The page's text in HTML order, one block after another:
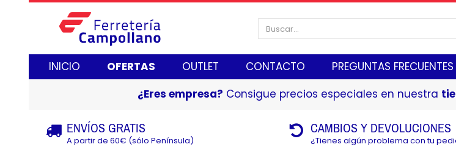
INICIO OFERTAS OUTLET CONTACTO PREGUNTAS FRECUENTES
¿Eres empresa? Consigue precios especiales en nuestra
ENVÍOS GRATIS
A partir de 60€ (sólo Península)
CAMBIOS Y DEVOLUCIONES
¿Tienes algún problema con tu